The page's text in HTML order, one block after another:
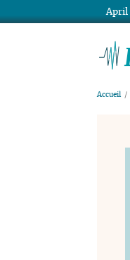
Accueil
April